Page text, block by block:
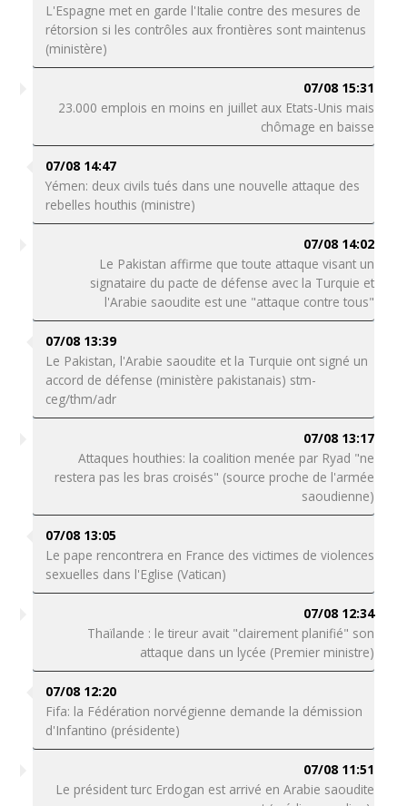
L'Espagne met en garde l'Italie contre des mesures de
rétorsion si les contrôles aux frontières sont maintenus
(ministère)
07/08 15:31
23.000 emplois en moins en juillet aux Etats-Unis mais
chômage en baisse
07/08 14:47
Yémen: deux civils tués dans une nouvelle attaque des
rebelles houthis (ministre)
07/08 14:02
Le Pakistan affirme que toute attaque visant un
signataire du pacte de défense avec la Turquie et
l'Arabie saoudite est une "attaque contre tous"
07/08 13:39
Le Pakistan, l'Arabie saoudite et la Turquie ont signé un
accord de défense (ministère pakistanais) stm-
ceg/thm/adr
07/08 13:17
Attaques houthies: la coalition menée par Ryad "ne
restera pas les bras croisés" (source proche de l'armée
saoudienne)
07/08 13:05
Le pape rencontrera en France des victimes de violences
sexuelles dans l'Eglise (Vatican)
07/08 12:34
Thaïlande : le tireur avait "clairement planifié" son
attaque dans un lycée (Premier ministre)
07/08 12:20
Fifa: la Fédération norvégienne demande la démission
d'Infantino (présidente)
07/08 11:51
Le président turc Erdogan est arrivé en Arabie saoudite